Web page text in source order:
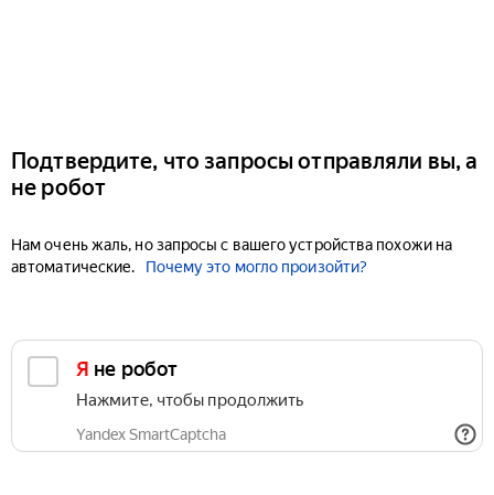
Подтвердите, что запросы отправляли вы, а
не робот
Нам очень жаль, но запросы с вашего устройства похожи на
автоматические.
Почему это могло произойти?
Я не робот
Нажмите, чтобы продолжить
Yandex SmartCaptcha